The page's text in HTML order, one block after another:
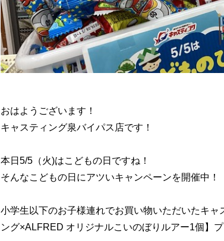
おはようございます！
キャスティング泉バイパス店です！
本日5/5（火)はこどもの日ですね！
そんなこどもの日にアツいキャンペーンを開催中！
小学生以下のお子様連れでお買い物いただいたキャ
ング×ALFRED オリジナルこいのぼりルアー1個】プ